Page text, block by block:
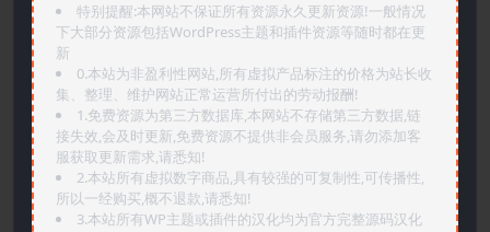
特别提醒:本网站不保证所有资源永久更新资源!一般情况
下大部分资源包括WordPress主题和插件资源等随时都在更
新
0.本站为非盈利性网站,所有虚拟产品标注的价格为站长收
集、整理、维护网站正常运营所付出的劳动报酬!
1.免费资源为第三方数据库,本网站不存储第三方数据,链
接失效,会及时更新,免费资源不提供非会员服务,请勿添加客
服获取更新需求,请悉知!
2.本站所有虚拟数字商品,具有较强的可复制性,可传播性,
所以一经购买,概不退款,请悉知!
3.本站所有WP主题或插件的汉化均为官方完整源码汉化